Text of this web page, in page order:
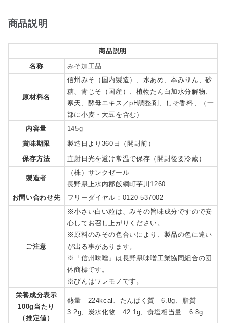
商品説明
商品説明
名称
みそ加工品
原材料名
信州みそ（国内製造）、水あめ、本みりん、砂
糖、青じそ（国産）、植物たん白加水分解物、
寒天、酵母エキス／pH調整剤、しそ香料、（一
部に小麦・大豆を含む）
内容量
145g
賞味期限
製造日より360日（開封前）
保存方法
直射日光を避け常温で保存（開封後要冷蔵）
製造者
（株）サンクゼール
長野県上水内郡飯綱町芋川1260
お問い合わせ先
フリーダイヤル：0120-537002
ご注意
※小さい白い粒は、みその旨味成分ですので安
心してお召し上がりください。
※原料のみその色合いにより、製品の色に違い
が出る事があります。
※「信州味噌」は長野県味噌工業協同組合の団
体商標です。
※びんはワレモノです。
栄養成分表示
100g当たり
（推定値）
熱量 224kcal、たんぱく質 6.8g、脂質
3.2g、炭水化物 42.1g、食塩相当量 6.8g